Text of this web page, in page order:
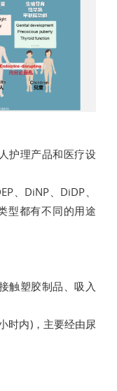
护理产品和医疗设
、DiNP、DiDP、
型都有不同的用途
触塑胶制品、吸入
时内)，主要经由尿